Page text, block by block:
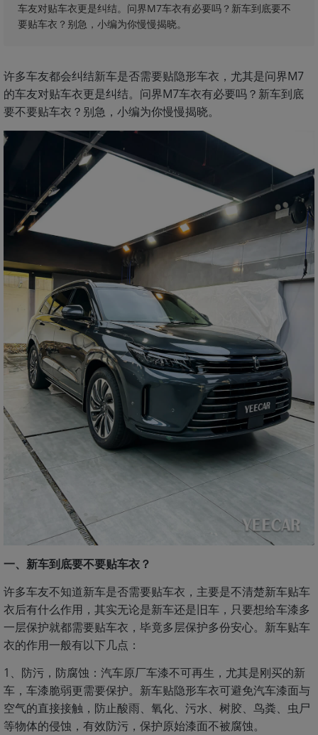
车友对贴车衣更是纠结。问界M7车衣有必要吗？新车到底要不
要贴车衣？别急，小编为你慢慢揭晓。
许多车友都会纠结新车是否需要贴隐形车衣，尤其是问界M7
的车友对贴车衣更是纠结。问界M7车衣有必要吗？新车到底
要不要贴车衣？别急，小编为你慢慢揭晓。
一、新车到底要不要贴车衣？
许多车友不知道新车是否需要贴车衣，主要是不清楚新车贴车
衣后有什么作用，其实无论是新车还是旧车，只要想给车漆多
一层保护就都需要贴车衣，毕竟多层保护多份安心。新车贴车
衣的作用一般有以下几点：
1、防污，防腐蚀：汽车原厂车漆不可再生，尤其是刚买的新
车，车漆脆弱更需要保护。新车贴隐形车衣可避免汽车漆面与
空气的直接接触，防止酸雨、氧化、污水、树胶、鸟粪、虫尸
等物体的侵蚀，有效防污，保护原始漆面不被腐蚀。